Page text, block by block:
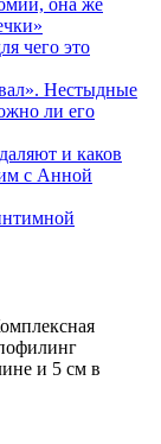
она же
чего это
Нестыдные
ли его
и каков
с Анной
и 5 см в